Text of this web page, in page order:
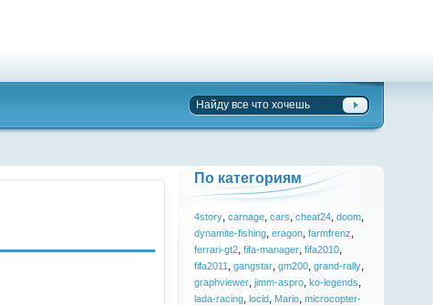
По категориям
4story ,carnage ,cars ,cheat24 ,doom
dynamite-fishing ,eragon ,farmfrenz
ferrari-gt2 ,fifa-manager ,fifa2010
fifa2011 ,gangstar ,gm200 ,grand-rally
graphviewer ,jimm-aspro ,ko-legends
lada-racing ,locid Mario ,microcopter-